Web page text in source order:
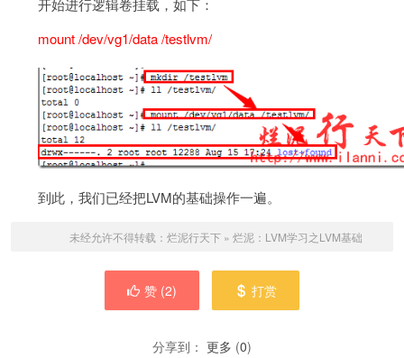
开始进行逻辑卷挂载，如下：
mount /dev/vg1/data /testlvm/
到此，我们已经把LVM的基础操作一遍。
未经允许不得转载： 烂泥行天下» 烂泥：LVM学习之LVM基础
赞 (2) 打赏
分享到： 更多 (0)